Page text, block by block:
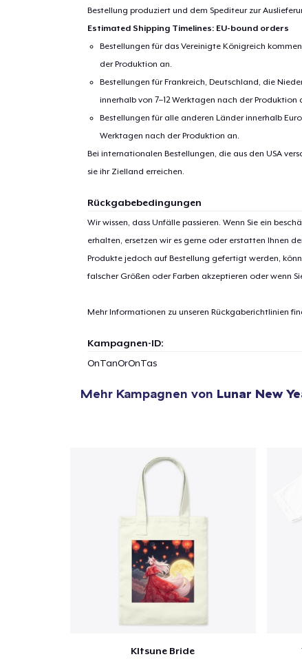
Bestellung produziert und dem Spediteur zur
Estimated Shipping Timelines: EU-bound orders
Bestellungen für das Vereinigte Königreich
der Produktion an.
Bestellungen für Frankreich, Deutschland, die
innerhalb von 7–12 Werktagen nach der Produktion
Bestellungen für alle anderen Länder innerhalb
Werktagen nach der Produktion an.
Bei internationalen Bestellungen, die aus den USA
sie ihr Zielland erreichen.
Rückgabebedingungen
Wir wissen, dass Unfälle passieren. Wenn Sie ein
erhalten, ersetzen wir es gerne oder erstatten Ihnen
Produkte jedoch auf Bestellung gefertigt werden,
falscher Größen oder Farben akzeptieren oder wenn
Mehr Informationen zu unseren Rückgaberichtlinien
Kampagnen-ID:
OnTanOrOnTas
Mehr Kampagnen von Lunar New
KItsune Bride
1